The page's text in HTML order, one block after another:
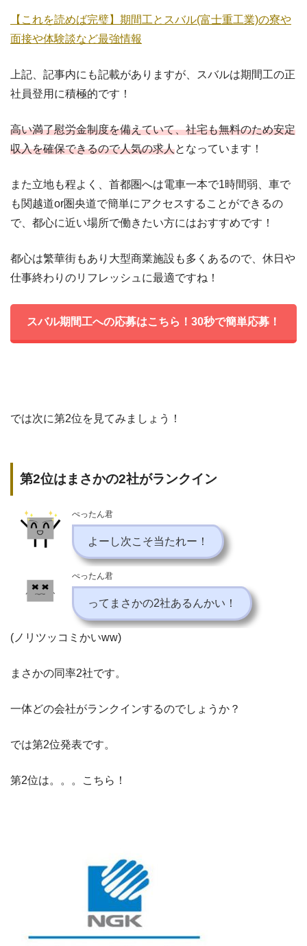
【これを読めば完璧】期間工とスバル(富士重工業)の寮や
面接や体験談など最強情報
上記、記事内にも記載がありますが、スバルは期間工の正
社員登用に積極的です！
高い満了慰労金制度を備えていて、社宅も無料のため安定
収入を確保できるので人気の求人となっています！
また立地も程よく、首都圏へは電車一本で1時間弱、車で
も関越道or圏央道で簡単にアクセスすることができるの
で、都心に近い場所で働きたい方にはおすすめです！
都心は繁華街もあり大型商業施設も多くあるので、休日や
仕事終わりのリフレッシュに最適ですね！
スバル期間工への応募はこちら！30秒で簡単応募！
では次に第2位を見てみましょう！
第2位はまさかの2社がランクイン
ぺったん君
よーし次こそ当たれー！
ぺったん君
ってまさかの2社あるんかい！
(ノリツッコミかいww)
まさかの同率2社です。
一体どの会社がランクインするのでしょうか？
では第2位発表です。
第2位は。。。こちら！